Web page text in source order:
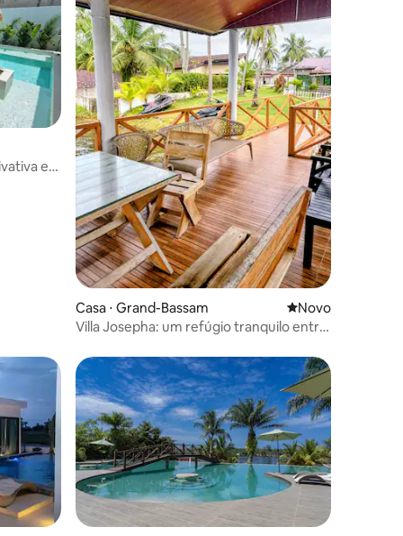
em
Casa ⋅ Grand-Bassam Novo lugar para
Novo
Villa Josepha: um refúgio tranquilo entre